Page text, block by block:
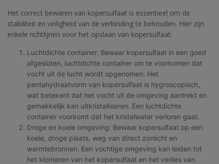
Het correct bewaren van kopersulfaat is essentieel om de
stabiliteit en veiligheid van de verbinding te behouden. Hier zijn
enkele richtlijnen voor het opslaan van kopersulfaat:
Luchtdichte container: Bewaar kopersulfaat in een goed
afgesloten, luchtdichte container om te voorkomen dat
vocht uit de lucht wordt opgenomen. Het
pentahydraatvorm van kopersulfaat is hygroscopisch,
wat betekent dat het vocht uit de omgeving aantrekt en
gemakkelijk kan uitkristalliseren. Een luchtdichte
container voorkomt dat het kristalwater verloren gaat.
Droge en koele omgeving: Bewaar kopersulfaat op een
koele, droge plaats, weg van direct zonlicht en
warmtebronnen. Een vochtige omgeving kan leiden tot
het klonteren van het kopersulfaat en het verlies van